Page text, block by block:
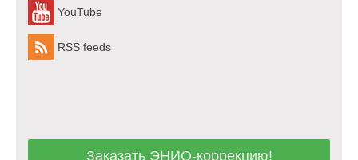
YouTube
RSS feeds
Заказать ЭНИО-коррекцию!